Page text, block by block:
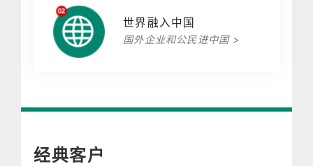
世界融入中国
国外企业和公民进中国 >
经典客户